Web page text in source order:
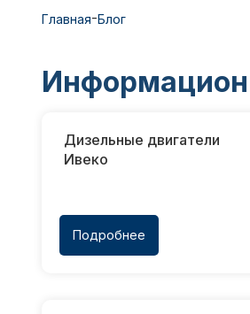
Главная-Блог
Дизельные двигатели
Ивеко
Подробнее